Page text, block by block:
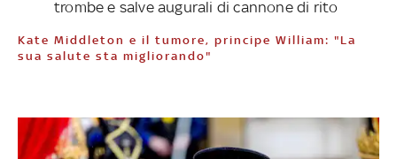
trombe e salve augurali di cannone di rito
Kate Middleton e il tumore, principe William: "La
sua salute sta migliorando"